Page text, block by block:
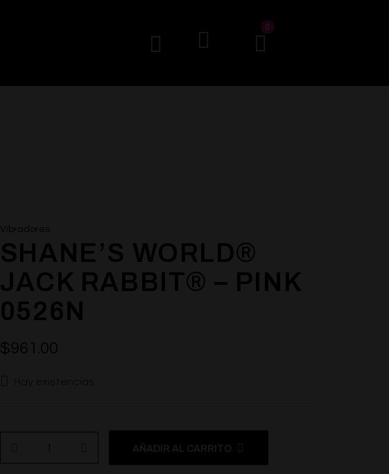
Vibradores
SHANE’S WORLD®
JACK RABBIT® – PINK
0526N
$961.00
AÑADIR AL CARRITO